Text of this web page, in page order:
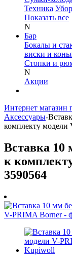
Техника
Показать все
N
Бар
Бокалы и
виски и
Стопки и
N
Акции
Интернет магазин
Аксессуары-
комплекту модели
Вставка 10
к
3590564